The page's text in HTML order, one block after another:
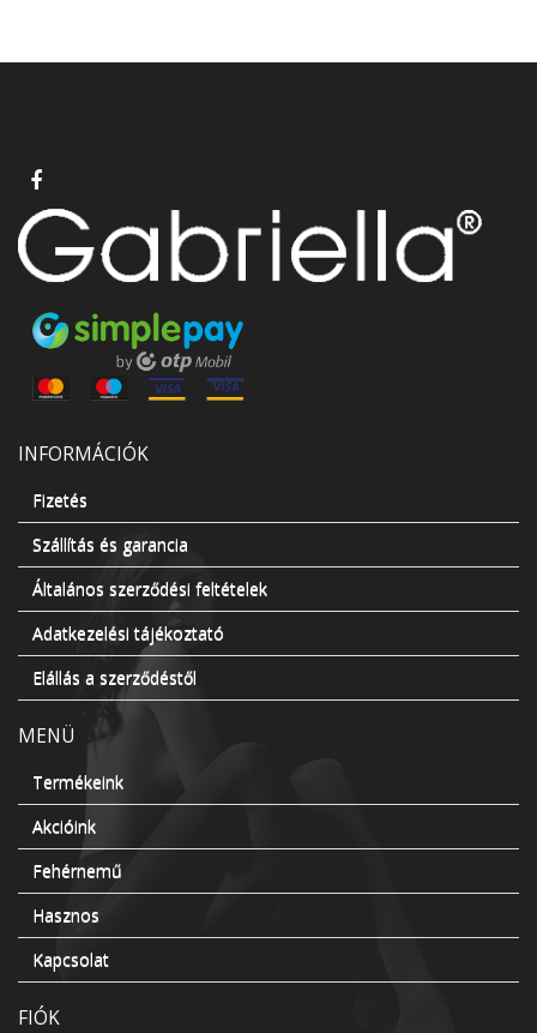
INFORMÁCIÓK
Fizetés
Szállítás és garancia
Általános szerződési feltételek
Adatkezelési tájékoztató
Elállás a szerződéstől
MENÜ
Termékeink
Akcióink
Fehérnemű
Hasznos
Kapcsolat
FIÓK